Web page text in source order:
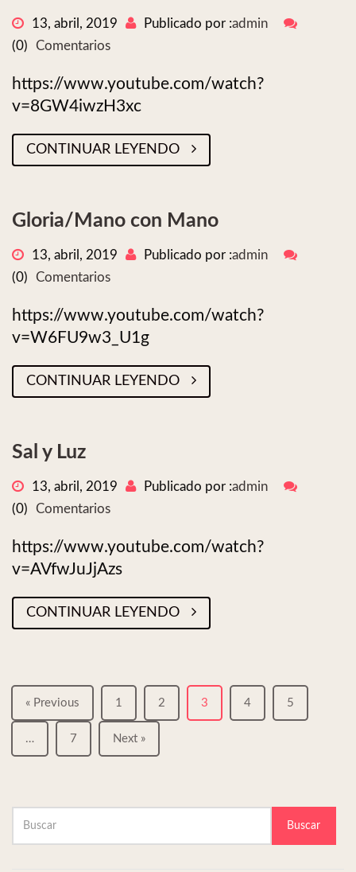
13, abril, 2019 Publicado por :admin
(0)
Comentarios
https://www.youtube.com/watch?
v=8GW4iwzH3xc
CONTINUAR LEYENDO
Gloria/Mano con Mano
13, abril, 2019 Publicado por :admin
(0)
Comentarios
https://www.youtube.com/watch?
v=W6FU9w3_U1g
CONTINUAR LEYENDO
Sal y Luz
13, abril, 2019 Publicado por :admin
(0)
Comentarios
https://www.youtube.com/watch?
v=AVfwJuJjAzs
CONTINUAR LEYENDO
« Previous 1 2 3 4 5
… 7 Next »
Buscar